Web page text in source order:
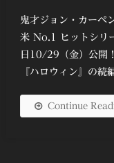
鬼才ジョン・カーペ
米 No.1 ヒットシリ
日10/29（金）公開
『ハロウィン』の続
Continue